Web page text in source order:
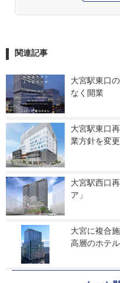
関連記事
大宮駅東口
なく開業
大宮駅東口
業方針を変
大宮駅西口
ア」
大宮に複合
高層のホテ